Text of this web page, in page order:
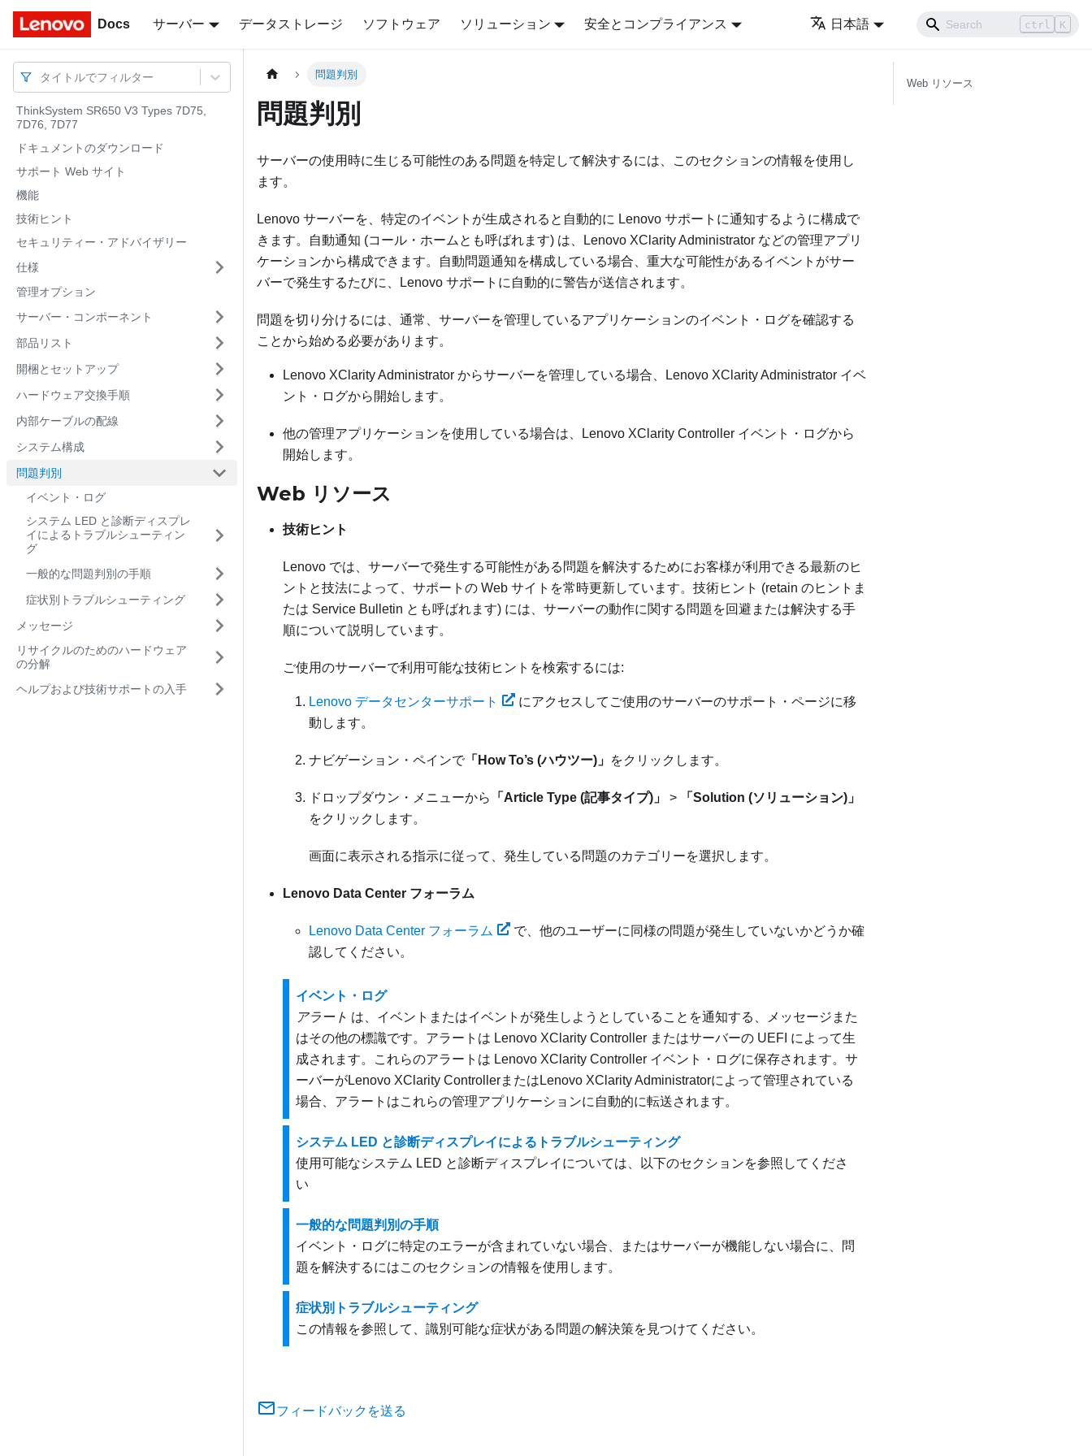
Docs サーバー データストレージ ソフトウェア ソリューション 安全とコンプライアンス 日本語 ctrl K
Docs
タイトルでフィルター
ThinkSystem SR650 V3 Types 7D75,
7D76, 7D77
ドキュメントのダウンロード
サポート Web サイト
機能
技術ヒント
セキュリティー・アドバイザリー
仕様
管理オプション
サーバー・コンポーネント
部品リスト
開梱とセットアップ
ハードウェア交換手順
内部ケーブルの配線
システム構成
問題判別
イベント・ログ
システム LED と診断ディスプレ
イによるトラブルシューティン
グ
一般的な問題判別の手順
症状別トラブルシューティング
メッセージ
リサイクルのためのハードウェア
の分解
ヘルプおよび技術サポートの入手
問題判別
問題判別
サーバーの使用時に生じる可能性のある問題を特定して解決するには、このセクションの情報を使用し
ます。
Lenovo サーバーを、特定のイベントが生成されると自動的に Lenovo サポートに通知するように構成で
きます。自動通知 (コール・ホームとも呼ばれます) は、
Lenovo XClarity Administrator などの管理アプリ
ケーションから構成できます。自動問題通知を構成している場合、重大な可能性があるイベントがサー
バーで発生するたびに、Lenovo サポートに自動的に警告が送信されます。
問題を切り分けるには、通常、サーバーを管理しているアプリケーションのイベント・ログを確認する
ことから始める必要があります。
Lenovo XClarity Administrator からサーバーを管理している場合、 Lenovo XClarity Administrator イベ
ント・ログから開始します。
他の管理アプリケーションを使用している場合は、 Lenovo XClarity Controller イベント・ログから
開始します。
Web リソース
技術ヒント
Lenovo では、サーバーで発生する可能性がある問題を解決するためにお客様が利用できる最新のヒ
ントと技法によって、サポートの Web サイトを常時更新しています。技術ヒント (retain のヒントま
たは Service Bulletin とも呼ばれます) には、サーバーの動作に関する問題を回避または解決する手
順について説明しています。
ご使用のサーバーで利用可能な技術ヒントを検索するには:
Lenovo データセンターサポート
にアクセスしてご使用のサーバーのサポート・ページに移
動します。
ナビゲーション・ペインで「How To’s (ハウツー)」 をクリックします。
ドロップダウン・メニューから 「Article Type (記事タイプ)」 >
「Solution (ソリューション)」
をクリックします。
画面に表示される指示に従って、発生している問題のカテゴリーを選択します。
Lenovo Data Center フォーラム
Lenovo Data Center フォーラム
で、他のユーザーに同様の問題が発生していないかどうか確
認してください。
イベント・ログ
アラート は、イベントまたはイベントが発生しようとしていることを通知する、メッセージまた
はその他の標識です。アラートは Lenovo XClarity Controller またはサーバーの UEFI によって生
成されます。これらのアラートは Lenovo XClarity Controller イベント・ログに保存されます。サ
ーバーがLenovo XClarity Controllerまたは Lenovo XClarity Administratorによって管理されている
場合、アラートはこれらの管理アプリケーションに自動的に転送されます。
システム LED と診断ディスプレイによるトラブルシューティング
使用可能なシステム LED と診断ディスプレイについては、以下のセクションを参照してくださ
い
一般的な問題判別の手順
イベント・ログに特定のエラーが含まれていない場合、またはサーバーが機能しない場合に、問
題を解決するにはこのセクションの情報を使用します。
症状別トラブルシューティング
この情報を参照して、識別可能な症状がある問題の解決策を見つけてください。
フィードバックを送る
Web リソース